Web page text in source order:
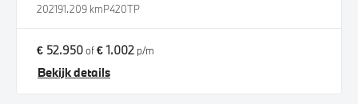
202191.209 kmP420TP
€ 52.950of€ 1.002 p/m
Bekijk details